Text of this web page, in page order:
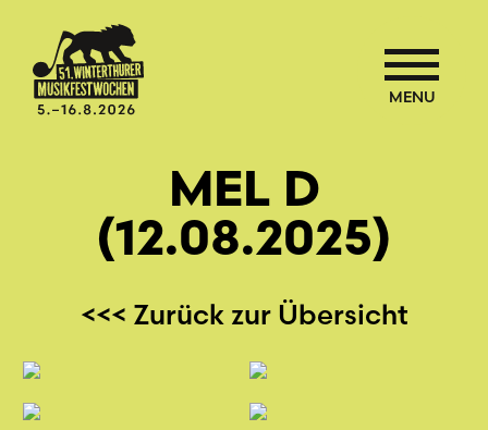
MENU
MEL D
(12.08.2025)
<<< Zurück zur Übersicht